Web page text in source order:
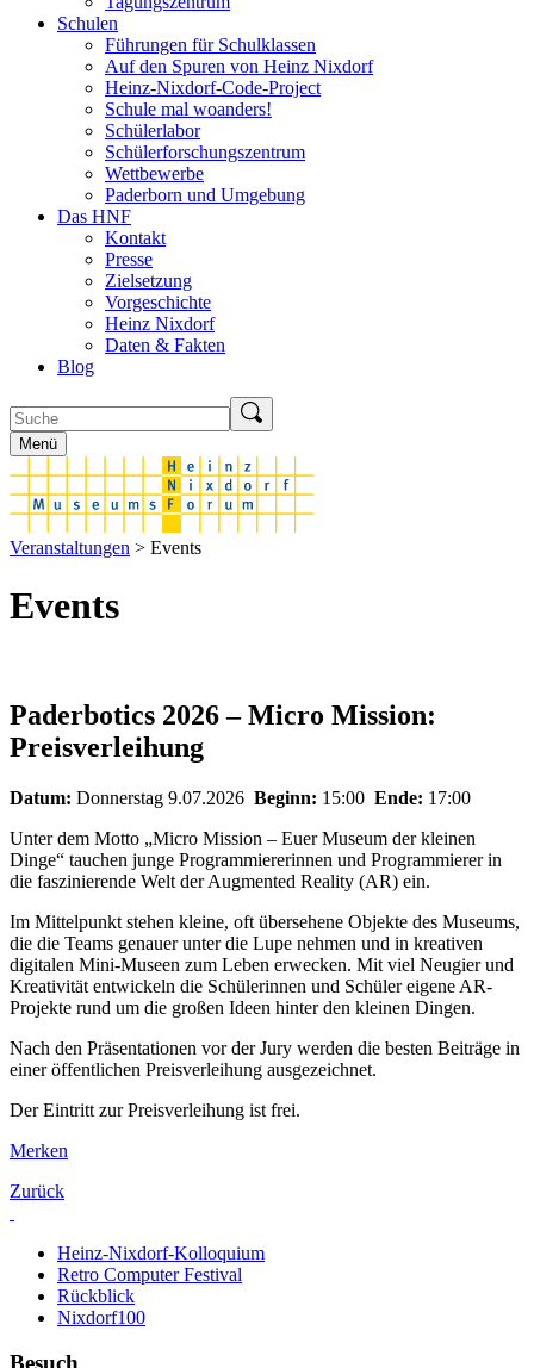
Schulen
Führungen für Schulklassen
Auf den Spuren von Heinz Nixdorf
Heinz-Nixdorf-Code-Project
Schule mal woanders!
Schülerlabor
Schülerforschungszentrum
Wettbewerbe
Paderborn und Umgebung
Das HNF
Kontakt
Presse
Zielsetzung
Vorgeschichte
Heinz Nixdorf
Daten & Fakten
Blog
Menü
Veranstaltungen > Events
Events
Paderbotics 2026 – Micro Mission:
Preisverleihung
Datum: Donnerstag 9.07.2026 Beginn: 15:00 Ende: 17:00
Unter dem Motto „Micro Mission – Euer Museum der kleinen
Dinge“ tauchen junge Programmiererinnen und Programmierer in
die faszinierende Welt der Augmented Reality (AR) ein.
Im Mittelpunkt stehen kleine, oft übersehene Objekte des Museums,
die die Teams genauer unter die Lupe nehmen und in kreativen
digitalen Mini-Museen zum Leben erwecken. Mit viel Neugier und
Kreativität entwickeln die Schülerinnen und Schüler eigene AR-
Projekte rund um die großen Ideen hinter den kleinen Dingen.
Nach den Präsentationen vor der Jury werden die besten Beiträge in
einer öffentlichen Preisverleihung ausgezeichnet.
Der Eintritt zur Preisverleihung ist frei.
Merken
Zurück
Heinz-Nixdorf-Kolloquium
Retro Computer Festival
Rückblick
Nixdorf100